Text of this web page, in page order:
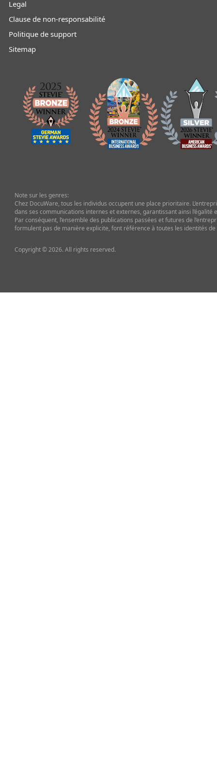
Legal
Clause de non-responsabilité
Politique de support
Sitemap
Note sur les genres:
Chez DocuWare, tous les individus occupent une place prioritaire.
dans ses communications internes et externes, garantissant ainsi l’égalité
Par conséquent, l’ensemble des publications passées et futures de
formulent pas de manière explicite, font référence à toutes les identités de
Copyright © 2026. All rights reserved.